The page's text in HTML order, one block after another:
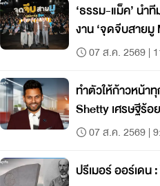
‘ธรรม-แม็ค’ นำ
งาน ‘จุดจีบสายมู
07 ส.ค. 2569 |
ทำตัวให้ก้าวหน้า
Shetty เศรษฐีร้อ
07 ส.ค. 2569 |
ปรีเมอร์ ออร์เด